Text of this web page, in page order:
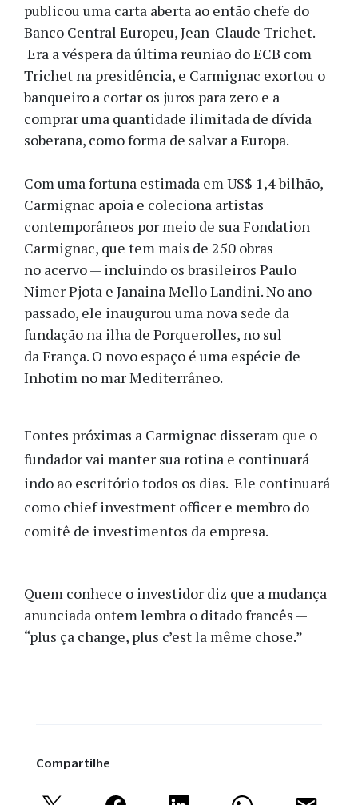
publicou uma carta aberta ao então chefe do
Banco Central Europeu, Jean-Claude Trichet.
Era a véspera da última reunião do ECB com
Trichet na presidência, e Carmignac exortou o
banqueiro a cortar os juros para zero e a
comprar uma quantidade ilimitada de dívida
soberana, como forma de salvar a Europa.
Com uma fortuna estimada em US$ 1,4 bilhão,
Carmignac apoia e coleciona artistas
contemporâneos por meio de sua Fondation
Carmignac, que tem mais de 250 obras
no acervo — incluindo os brasileiros Paulo
Nimer Pjota e Janaina Mello Landini. No ano
passado, ele inaugurou uma nova sede da
fundação na ilha de Porquerolles, no sul
da França. O novo espaço é uma espécie de
Inhotim no mar Mediterrâneo.
Fontes próximas a Carmignac disseram que o
fundador vai manter sua rotina e continuará
indo ao escritório todos os dias. Ele continuará
como chief investment officer e membro do
comitê de investimentos da empresa.
Quem conhece o investidor diz que a mudança
anunciada ontem lembra o ditado francês —
“plus ça change, plus c’est la même chose.”
Compartilhe